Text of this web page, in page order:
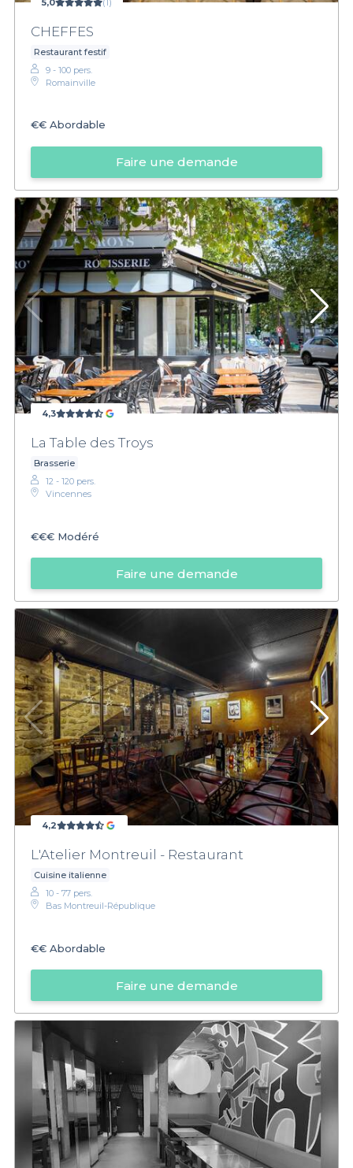
CHEFFES
Restaurant festif
9 - 100 pers.
Romainville
€€ Abordable
Faire une demande
4,3
La Table des Troys
Brasserie
12 - 120 pers.
Vincennes
€€€ Modéré
Faire une demande
4,2
L'Atelier Montreuil - Restaurant
Cuisine italienne
10 - 77 pers.
Bas Montreuil-République
€€ Abordable
Faire une demande